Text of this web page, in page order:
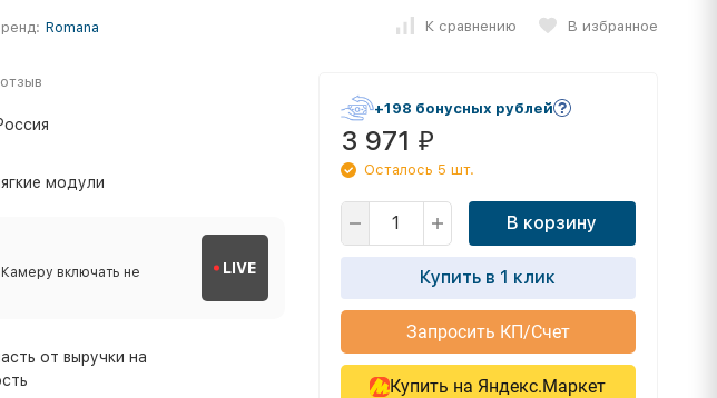
Romana К сравнению В избранное
модули
включать не
LIVE
от выручки на
+198 бонусных рублей
3 971 ₽
Осталось 5 шт.
В корзину
Купить в 1 клик
Запросить КП/Счет
Купить на Яндекс.Маркет